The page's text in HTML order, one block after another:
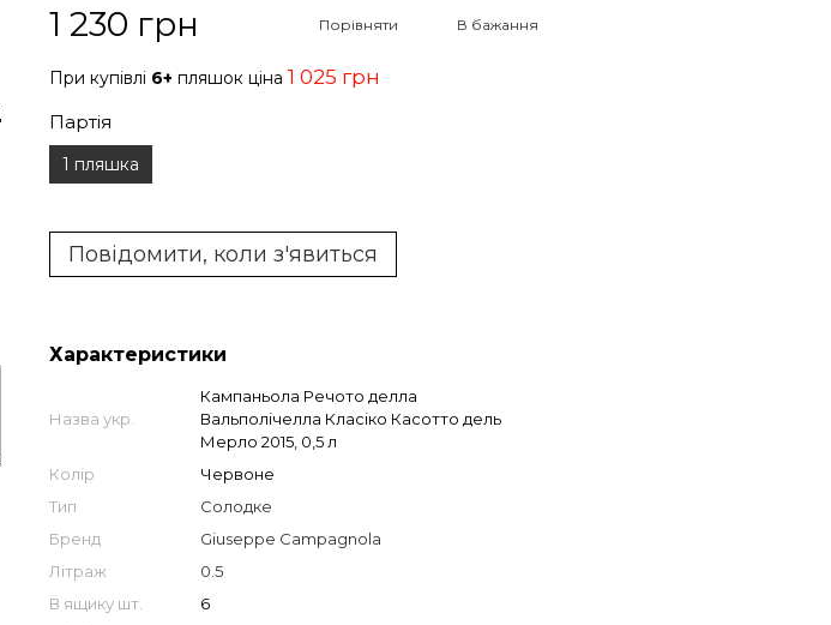
1 230 грн Порівняти В бажання
При купівлі 6+ пляшок ціна 1 025 грн
Партія
1 пляшка
Повідомити, коли з'явиться
Характеристики
Назва укр.
Кампаньола Речото делла
Вальполічелла Класіко Касотто дель
Мерло 2015, 0,5 л
Колір
Червоне
Тип
Солодке
Бренд
Giuseppe Campagnola
Літраж
0.5
В ящику шт.
6